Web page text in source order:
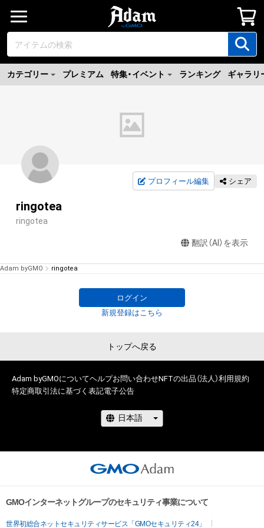
カテゴリー プレミアム 特集・イベント ランキング ギャラリ
プロフィール編集 シェア
ringotea
ringotea
翻訳（AI）を表示
Adam byGMO ringotea
ログイン
新規登録はこちら
トップへ戻る
Adam byGMOについてヘルプお問い合わせNFTの出品（法人）利用規約
特定商取引法に基づく表記電子公告
GMOインターネットグループのセキュリティ事業について
世界初総合ネットセキュリティサービス「GMOセキュリティ24」